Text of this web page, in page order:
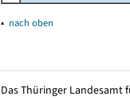
▴ nach oben
Das Thüringer Landesamt